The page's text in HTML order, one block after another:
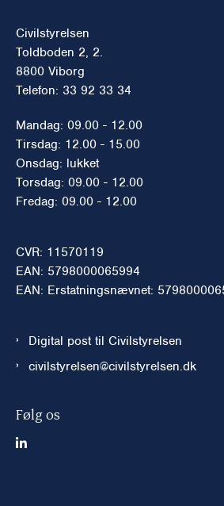
Civilstyrelsen
Toldboden 2, 2.
8800 Viborg
Telefon: 33 92 33 34
Mandag: 09.00 - 12.00
Tirsdag: 12.00 - 15.00
Onsdag: lukket
Torsdag: 09.00 - 12.00
Fredag: 09.00 - 12.00
CVR: 11570119
EAN: 5798000065994
EAN: Erstatningsnævnet:
Digital post til Civilstyrelsen
civilstyrelsen@civilstyrelsen.dk
Følg os